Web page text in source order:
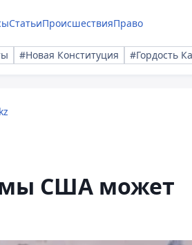
СтатьиПроисшествияПраво
#Новая Конституция #Гордость
США может